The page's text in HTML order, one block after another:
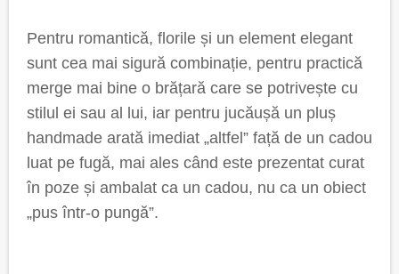
Pentru romantică, florile și un element elegant
sunt cea mai sigură combinație, pentru practică
merge mai bine o brățară care se potrivește cu
stilul ei sau al lui, iar pentru jucăușă un pluș
handmade arată imediat „altfel” față de un cadou
luat pe fugă, mai ales când este prezentat curat
în poze și ambalat ca un cadou, nu ca un obiect
„pus într-o pungă”.